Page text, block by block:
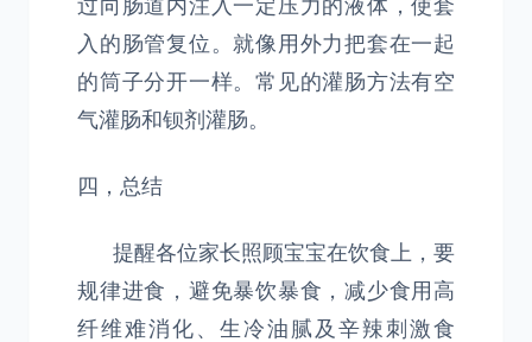
过向肠道内注入一定压力的液体，使套
入的肠管复位。就像用外力把套在一起
的筒子分开一样。常见的灌肠方法有空
气灌肠和钡剂灌肠。
四，总结
提醒各位家长照顾宝宝在饮食上，要
规律进食，避免暴饮暴食，减少食用高
纤维难消化、生冷油腻及辛辣刺激食